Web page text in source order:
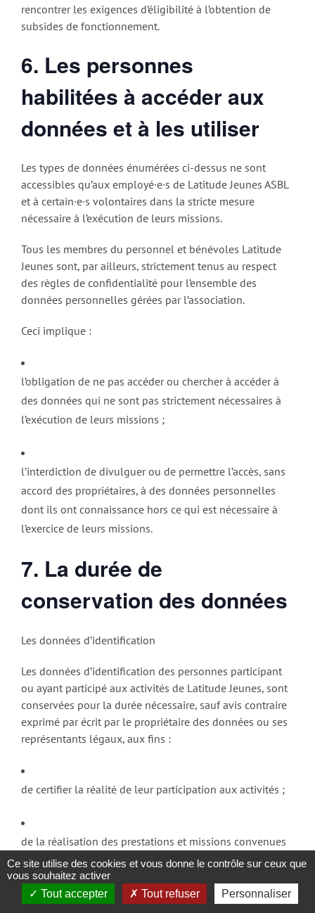
rencontrer les exigences d’éligibilité à l’obtention de
subsides de fonctionnement.
6. Les personnes
habilitées à accéder aux
données et à les utiliser
Les types de données énumérées ci-dessus ne sont
accessibles qu’aux employé·e·s de Latitude Jeunes ASBL
et à certain·e·s volontaires dans la stricte mesure
nécessaire à l’exécution de leurs missions.
Tous les membres du personnel et bénévoles Latitude
Jeunes sont, par ailleurs, strictement tenus au respect
des règles de confidentialité pour l’ensemble des
données personnelles gérées par l’association.
Ceci implique :
l’obligation de ne pas accéder ou chercher à accéder à
des données qui ne sont pas strictement nécessaires à
l’exécution de leurs missions ;
l’interdiction de divulguer ou de permettre l’accès, sans
accord des propriétaires, à des données personnelles
dont ils ont connaissance hors ce qui est nécessaire à
l’exercice de leurs missions.
7. La durée de
conservation des données
Les données d’identification
Les données d’identification des personnes participant
ou ayant participé aux activités de Latitude Jeunes, sont
conservées pour la durée nécessaire, sauf avis contraire
exprimé par écrit par le propriétaire des données ou ses
représentants légaux, aux fins :
de certifier la réalité de leur participation aux activités ;
de la réalisation des prestations et missions convenues
(marchés publics,…) ;
Ce site utilise des cookies et vous donne le contrôle sur ceux que
vous souhaitez activer
Tout accepter
Tout refuser Personnaliser